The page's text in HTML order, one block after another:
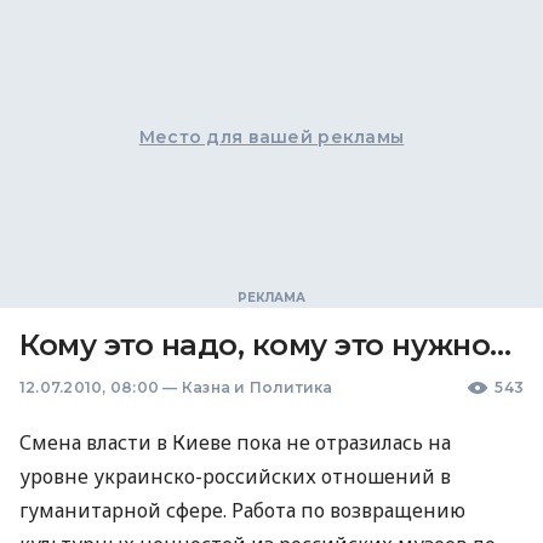
Место для вашей рекламы
Кому это надо, кому это нужно…
12.07.2010, 08:00 — Казна и Политика 543
Смена власти в Киеве пока не отразилась на
уровне украинско-российских отношений в
гуманитарной сфере. Работа по возвращению